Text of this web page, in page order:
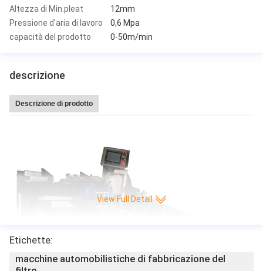
Altezza di Min.pleat
12mm
Pressione d'aria di lavoro
0,6 Mpa
capacità del prodotto
0-50m/min
descrizione
Descrizione di prodotto
View Full Detall
Etichette:
macchine automobilistiche di fabbricazione del